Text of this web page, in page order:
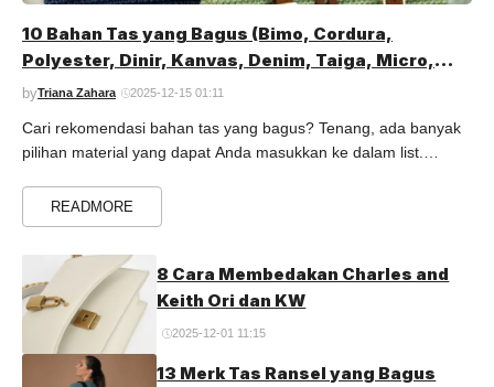
10 Bahan Tas yang Bagus (Bimo, Cordura,
Polyester, Dinir, Kanvas, Denim, Taiga, Micro,
Baby Ripstop, Dolby)
byTriana Zahara 2025-12-15 01:11
Cari rekomendasi bahan tas yang bagus? Tenang, ada banyak
pilihan material yang dapat Anda masukkan ke dalam list.
Read more
READMORE
8 Cara Membedakan Charles and
Keith Ori dan KW
2025-12-01 11:15
13 Merk Tas Ransel yang Bagus